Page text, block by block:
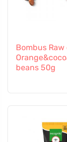
Bombus
beans 50g